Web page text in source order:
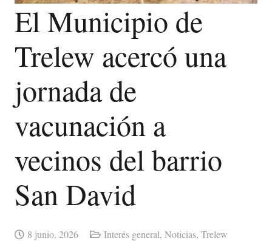
El Municipio de
Trelew acercó una
jornada de
vacunación a
vecinos del barrio
San David
8 junio, 2026 Interés general, Noticias, Trelew